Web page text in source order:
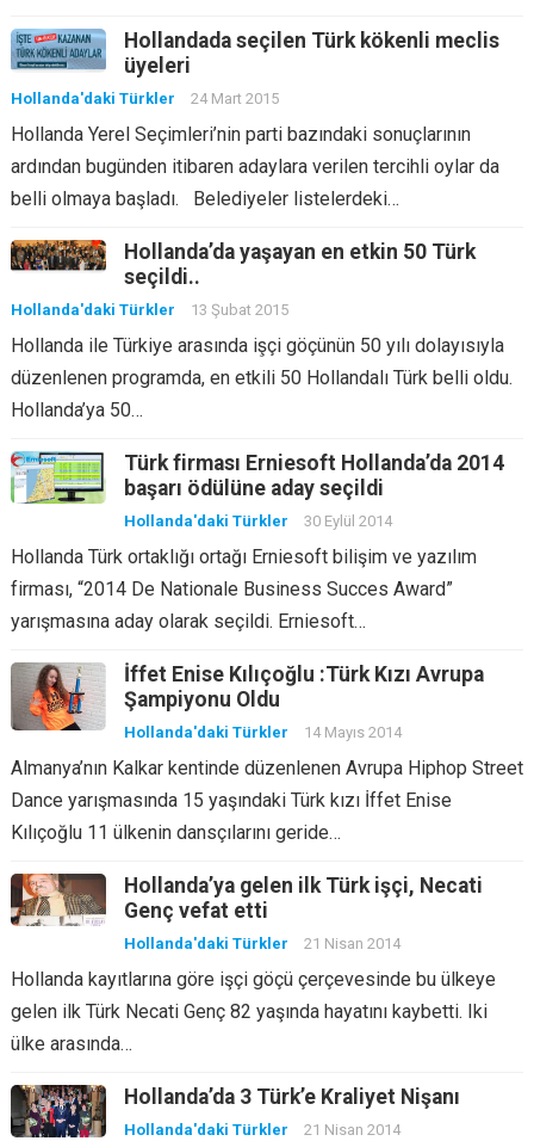
Hollandada seçilen Türk kökenli meclis
üyeleri
Hollanda'daki Türkler 24 Mart 2015
Hollanda Yerel Seçimleri’nin parti bazındaki sonuçlarının
ardından bugünden itibaren adaylara verilen tercihli oylar da
belli olmaya başladı. Belediyeler listelerdeki…
Hollanda’da yaşayan en etkin 50 Türk
seçildi..
Hollanda'daki Türkler 13 Şubat 2015
Hollanda ile Türkiye arasında işçi göçünün 50 yılı dolayısıyla
düzenlenen programda, en etkili 50 Hollandalı Türk belli oldu.
Hollanda’ya 50…
Türk firması Erniesoft Hollanda’da 2014
başarı ödülüne aday seçildi
Hollanda'daki Türkler 30 Eylül 2014
Hollanda Türk ortaklığı ortağı Erniesoft bilişim ve yazılım
firması, “2014 De Nationale Business Succes Award”
yarışmasına aday olarak seçildi. Erniesoft…
İffet Enise Kılıçoğlu :Türk Kızı Avrupa
Şampiyonu Oldu
Hollanda'daki Türkler 14 Mayıs 2014
Almanya’nın Kalkar kentinde düzenlenen Avrupa Hiphop Street
Dance yarışmasında 15 yaşındaki Türk kızı İffet Enise
Kılıçoğlu 11 ülkenin dansçılarını geride…
Hollanda’ya gelen ilk Türk işçi, Necati
Genç vefat etti
Hollanda'daki Türkler 21 Nisan 2014
Hollanda kayıtlarına göre işçi göçü çerçevesinde bu ülkeye
gelen ilk Türk Necati Genç 82 yaşında hayatını kaybetti. Iki
ülke arasında…
Hollanda’da 3 Türk’e Kraliyet Nişanı
Hollanda'daki Türkler 21 Nisan 2014